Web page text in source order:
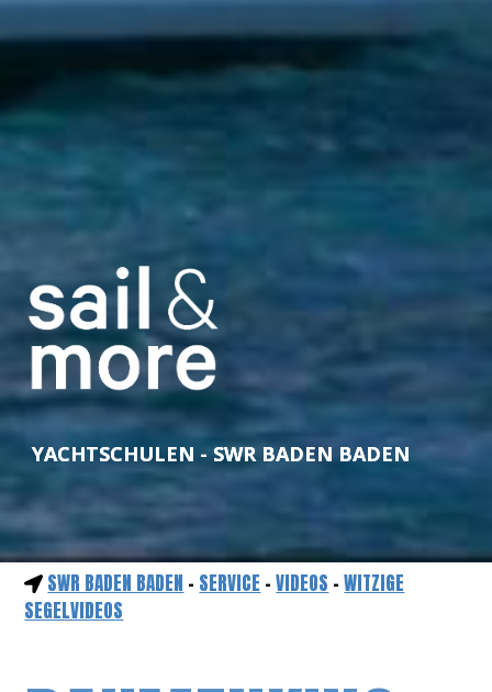
YACHTSCHULEN - SWR BADEN BADEN
SWR BADEN BADEN - SERVICE -VIDEOS -WITZIGE
SEGELVIDEOS